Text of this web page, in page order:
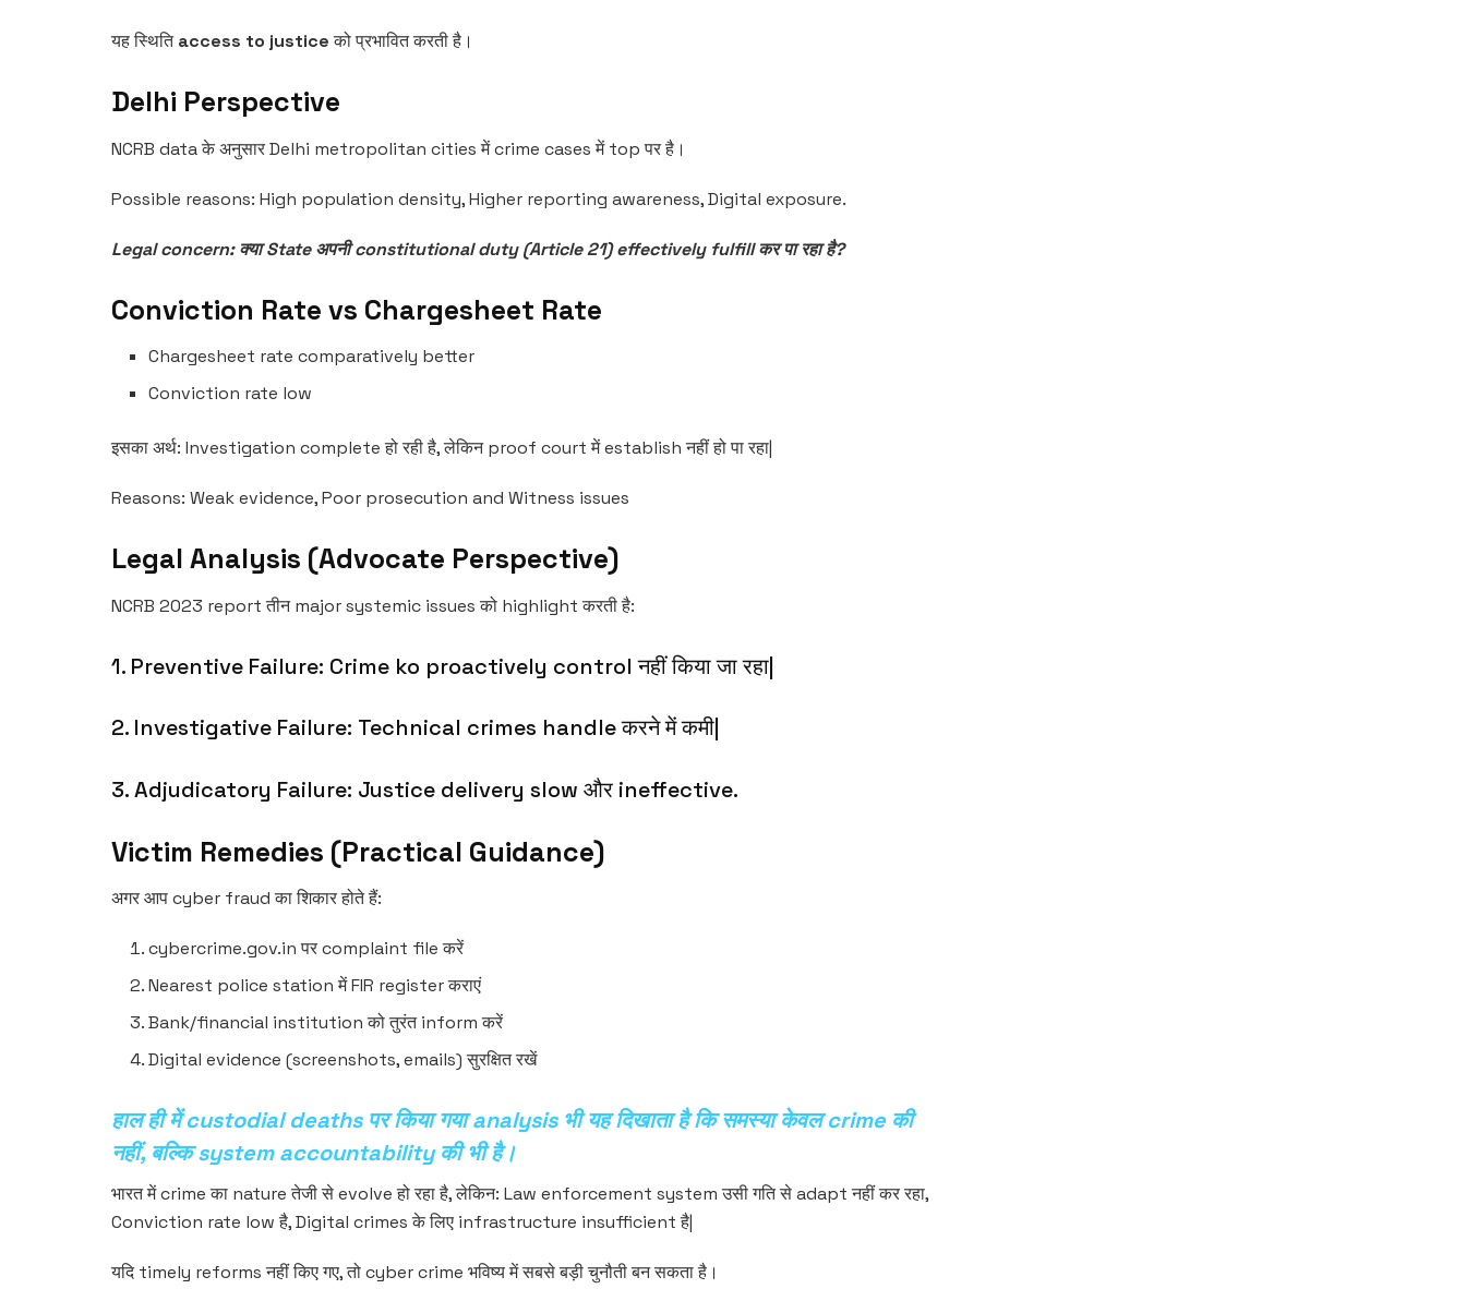
यह स्थितिaccess to justiceको प्रभावित करती है।
Delhi Perspective
NCRB data के अनुसार Delhi metropolitan cities में crime cases में top पर है।
Possible reasons: High population density, Higher reporting awareness, Digital exposure.
Legal concern: क्या State अपनी constitutional duty (Article 21) effectively fulfill कर पा रहा है?
Conviction Rate vs Chargesheet Rate
Chargesheet rate comparatively better
Conviction rate low
इसका अर्थ: Investigation complete हो रही है, लेकिन proof court में establish नहीं हो पा रहा|
Reasons: Weak evidence, Poor prosecution and Witness issues
Legal Analysis (Advocate Perspective)
NCRB 2023 report तीन major systemic issues को highlight करती है:
1. Preventive Failure: Crime ko proactively control नहीं किया जा रहा|
2. Investigative Failure: Technical crimes handle करने में कमी|
3. Adjudicatory Failure: Justice delivery slow और ineffective.
Victim Remedies (Practical Guidance)
अगर आप cyber fraud का शिकार होते हैं:
cybercrime.gov.in पर complaint file करें
Nearest police station में FIR register कराएं
Bank/financial institution को तुरंत inform करें
Digital evidence (screenshots, emails) सुरक्षित रखें
हाल ही में custodial deaths पर किया गया analysis भी यह दिखाता है कि समस्या केवल crime की
नहीं, बल्कि system accountability की भी है।
भारत में crime का nature तेजी से evolve हो रहा है, लेकिन: Law enforcement system उसी गति से adapt नहीं कर रहा,
Conviction rate low है, Digital crimes के लिए infrastructure insufficient है|
यदि timely reforms नहीं किए गए, तो cyber crime भविष्य में सबसे बड़ी चुनौती बन सकता है।